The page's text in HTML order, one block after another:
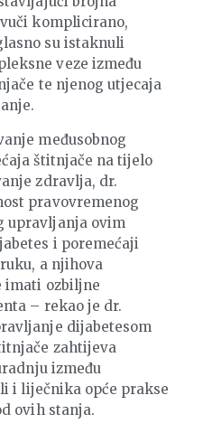
komplicirano,
su istaknuli
veze između
te njenog utjecaja
međusobnog
štitnjače na tijelo
zdravlja, dr.
pravovremenog
upravljanja ovim
i poremećaji
a njihova
imati ozbiljne
– rekao je dr.
dijabetesom
zahtijeva
između
i liječnika opće prakse
ovih stanja.